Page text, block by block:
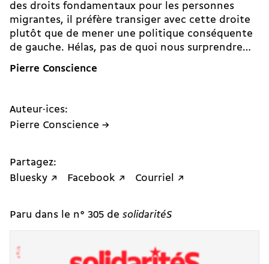
des droits fondamentaux pour les personnes
migrantes, il préfère transiger avec cette droite
plutôt que de mener une politique conséquente
de gauche. Hélas, pas de quoi nous surprendre…
Pierre Conscience
Auteur·ices:
Pierre Conscience →
Partagez:
Bluesky ↗
Facebook ↗ Courriel ↗
Paru dans le n° 305 de solidaritéS